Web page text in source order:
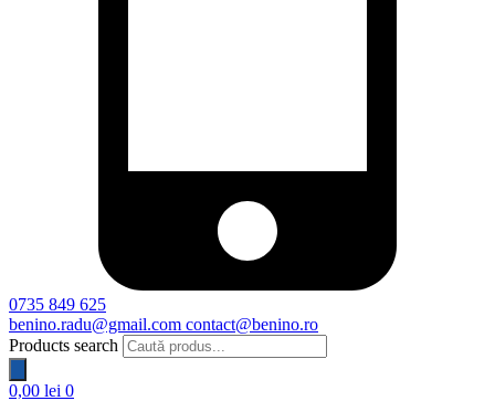
0735 849 625
benino.radu@gmail.com contact@benino.ro
Products search
0,00 lei 0